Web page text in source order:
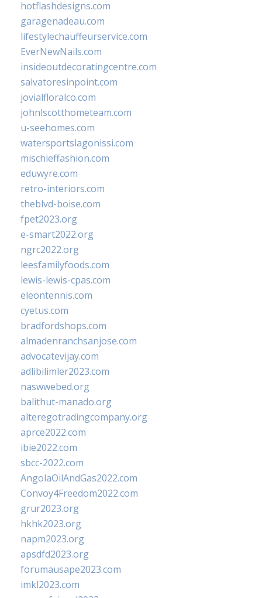
hotflashdesigns.com
garagenadeau.com
lifestylechauffeurservice.com
EverNewNails.com
insideoutdecoratingcentre.com
salvatoresinpoint.com
jovialfloralco.com
johnlscotthometeam.com
u-seehomes.com
watersportslagonissi.com
mischieffashion.com
eduwyre.com
retro-interiors.com
theblvd-boise.com
fpet2023.org
e-smart2022.org
ngrc2022.org
leesfamilyfoods.com
lewis-lewis-cpas.com
eleontennis.com
cyetus.com
bradfordshops.com
almadenranchsanjose.com
advocatevijay.com
adlibilimler2023.com
naswwebed.org
balithut-manado.org
alteregotradingcompany.org
aprce2022.com
ibie2022.com
sbcc-2022.com
AngolaOilAndGas2022.com
Convoy4Freedom2022.com
grur2023.org
hkhk2023.org
napm2023.org
apsdfd2023.org
forumausape2023.com
imkl2023.com